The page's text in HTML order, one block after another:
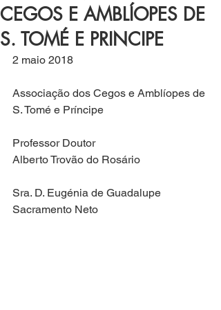
CEGOS E AMBLÍOPES DE
S. TOMÉ E PRINCIPE
2 maio 2018
Associação dos Cegos e Amblíopes de
S. Tomé e Príncipe
Professor Doutor
Alberto Trovão do Rosário
Sra. D. Eugénia de Guadalupe
Sacramento Neto